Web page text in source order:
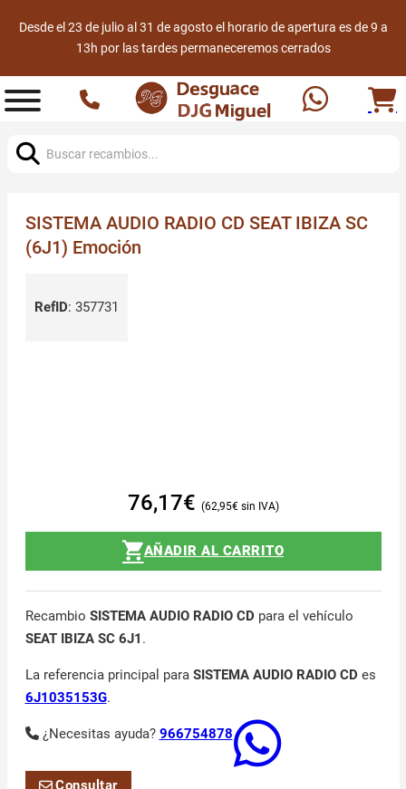
Desde el 23 de julio al 31 de agosto el horario de apertura es de 9 a
13h por las tardes permaneceremos cerrados
SISTEMA AUDIO RADIO CD SEAT IBIZA SC
(6J1) Emoción
RefID: 357731
76,17€ 62,95€
AÑADIR AL CARRITO
Recambio SISTEMA AUDIO RADIO CD para el vehículo
SEAT IBIZA SC 6J1 .
La referencia principal para SISTEMA AUDIO RADIO CD es
6J1035153G.
¿Necesitas ayuda? 966754878
Consultar